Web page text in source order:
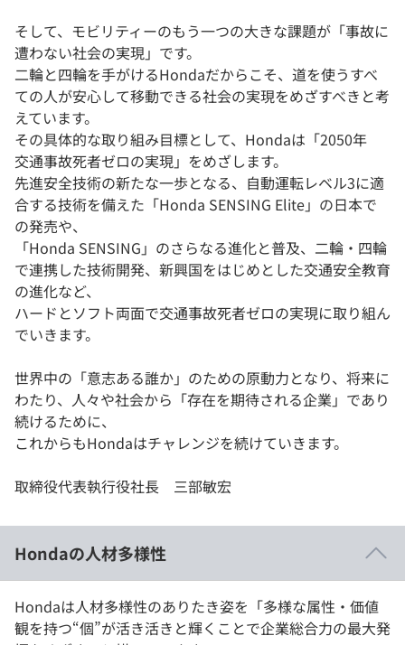
そして、モビリティーのもう一つの大きな課題が「事故に
遭わない社会の実現」です。
二輪と四輪を手がけるHondaだからこそ、道を使うすべ
ての人が安心して移動できる社会の実現をめざすべきと考
えています。
その具体的な取り組み目標として、Hondaは「2050年
交通事故死者ゼロの実現」をめざします。
先進安全技術の新たな一歩となる、自動運転レベル3に適
合する技術を備えた「Honda SENSING Elite」の日本で
の発売や、
「Honda SENSING」のさらなる進化と普及、二輪・四輪
で連携した技術開発、新興国をはじめとした交通安全教育
の進化など、
ハードとソフト両面で交通事故死者ゼロの実現に取り組ん
でいきます。
世界中の「意志ある誰か」のための原動力となり、将来に
わたり、人々や社会から「存在を期待される企業」であり
続けるために、
これからもHondaはチャレンジを続けていきます。
取締役代表執行役社長 三部敏宏
Hondaの人材多様性
Hondaは人材多様性のありたき姿を「多様な属性・価値
観を持つ“個”が活き活きと輝くことで企業総合力の最大発